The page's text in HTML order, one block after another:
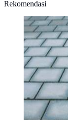
Rekomendasi